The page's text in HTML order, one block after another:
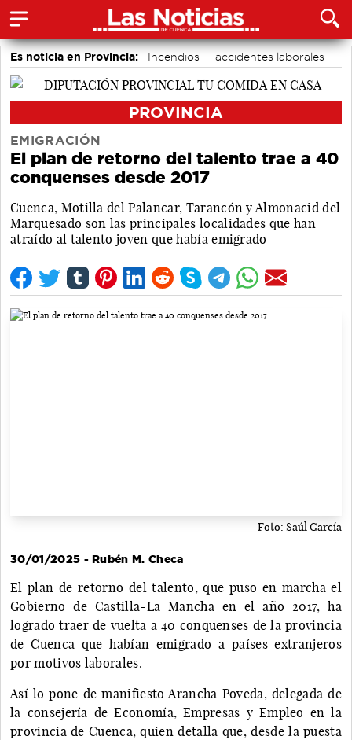
Es noticia en Provincia: Incendios
accidentes laborales
Medio Ambiente
PROVINCIA
EMIGRACIÓN
El plan de retorno del talento trae a 40
conquenses desde 2017
Cuenca, Motilla del Palancar, Tarancón y Almonacid del
Marquesado son las principales localidades que han
atraído al talento joven que había emigrado
Foto: Saúl García
30/01/2025 - Rubén M. Checa
El plan de retorno del talento, que puso en marcha el
Gobierno de Castilla-La Mancha en el año 2017, ha
logrado traer de vuelta a 40 conquenses de la provincia
de Cuenca que habían emigrado a países extranjeros
por motivos laborales.
Así lo pone de manifiesto Arancha Poveda, delegada de
la consejería de Economía, Empresas y Empleo en la
provincia de Cuenca, quien detalla que, desde la puesta